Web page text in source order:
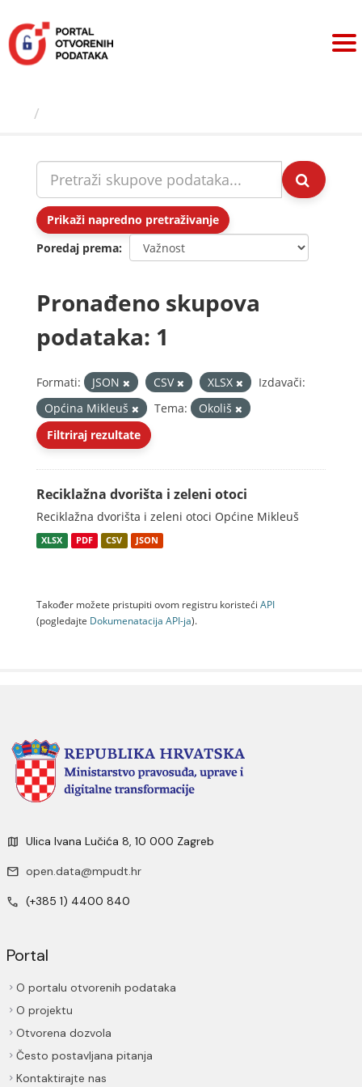
sadržaj
Prikaži napredno pretraživanje
Poredaj prema
Pronađeno skupova
podataka: 1
Formati: JSON CSV XLSX
Izdavači:
Općina Mikleuš
Tema:
Okoliš
Filtriraj rezultate
Reciklažna dvorišta i zeleni otoci
Reciklažna dvorišta i zeleni otoci Općine Mikleuš
XLSX PDF CSV JSON
Također možete pristupiti ovom registru koristeći API
(pogledajte Dokumenаtаcijа API-jа).